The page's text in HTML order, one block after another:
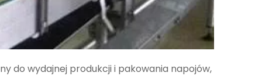
do wydajnej produkcji i pakowania napojów,